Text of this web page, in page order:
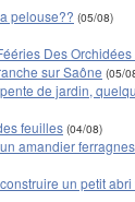
pelouse?? (05/08)
Des
sur Saône (05/
de jardin,
feuilles (04/08)
amandier
un petit